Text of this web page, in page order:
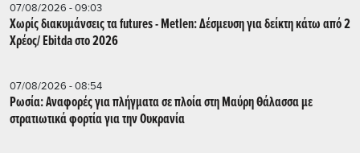
07/08/2026 - 09:03
Χωρίς διακυμάνσεις τα futures - Metlen: Δέσμευση για δείκτη κάτω από 2
Χρέος/ Εbitda στο 2026
07/08/2026 - 08:54
Ρωσία: Αναφορές για πλήγματα σε πλοία στη Μαύρη Θάλασσα με
στρατιωτικά φορτία για την Ουκρανία